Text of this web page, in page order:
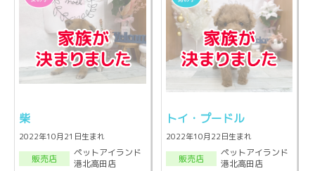
柴
2022年10月21日生まれ
販売店
ペットアイランド
港北高田店
トイ・プードル
2022年10月22日生まれ
販売店
ペットアイランド
港北高田店